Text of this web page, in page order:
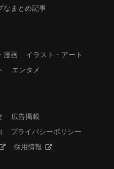
なまとめ記事
漫画
イラスト・アート
エンタメ
広告掲載
プライバシーポリシー
採用情報